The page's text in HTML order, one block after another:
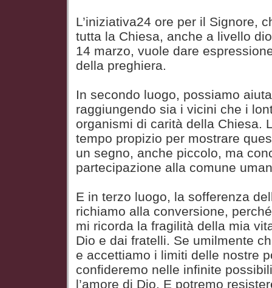
L’iniziativa24 ore per il Signore,
tutta la Chiesa, anche a livello
14 marzo, vuole dare
della preghiera.
In secondo luogo, possiamo
raggiungendo sia i vicini che i
organismi di carità della Chiesa.
tempo propizio per mostrare
un segno, anche piccolo, ma
partecipazione alla comune
E in terzo luogo, la sofferenza
richiamo alla conversione,
mi ricorda la fragilità della mia
Dio e dai fratelli. Se umilmente
e accettiamo i limiti delle nostre
confideremo nelle infinite
l’amore di Dio. E potremo